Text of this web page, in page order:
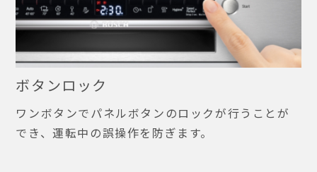
ボタンロック
ワンボタンでパネルボタンのロックが行うことが
でき、運転中の誤操作を防ぎます。